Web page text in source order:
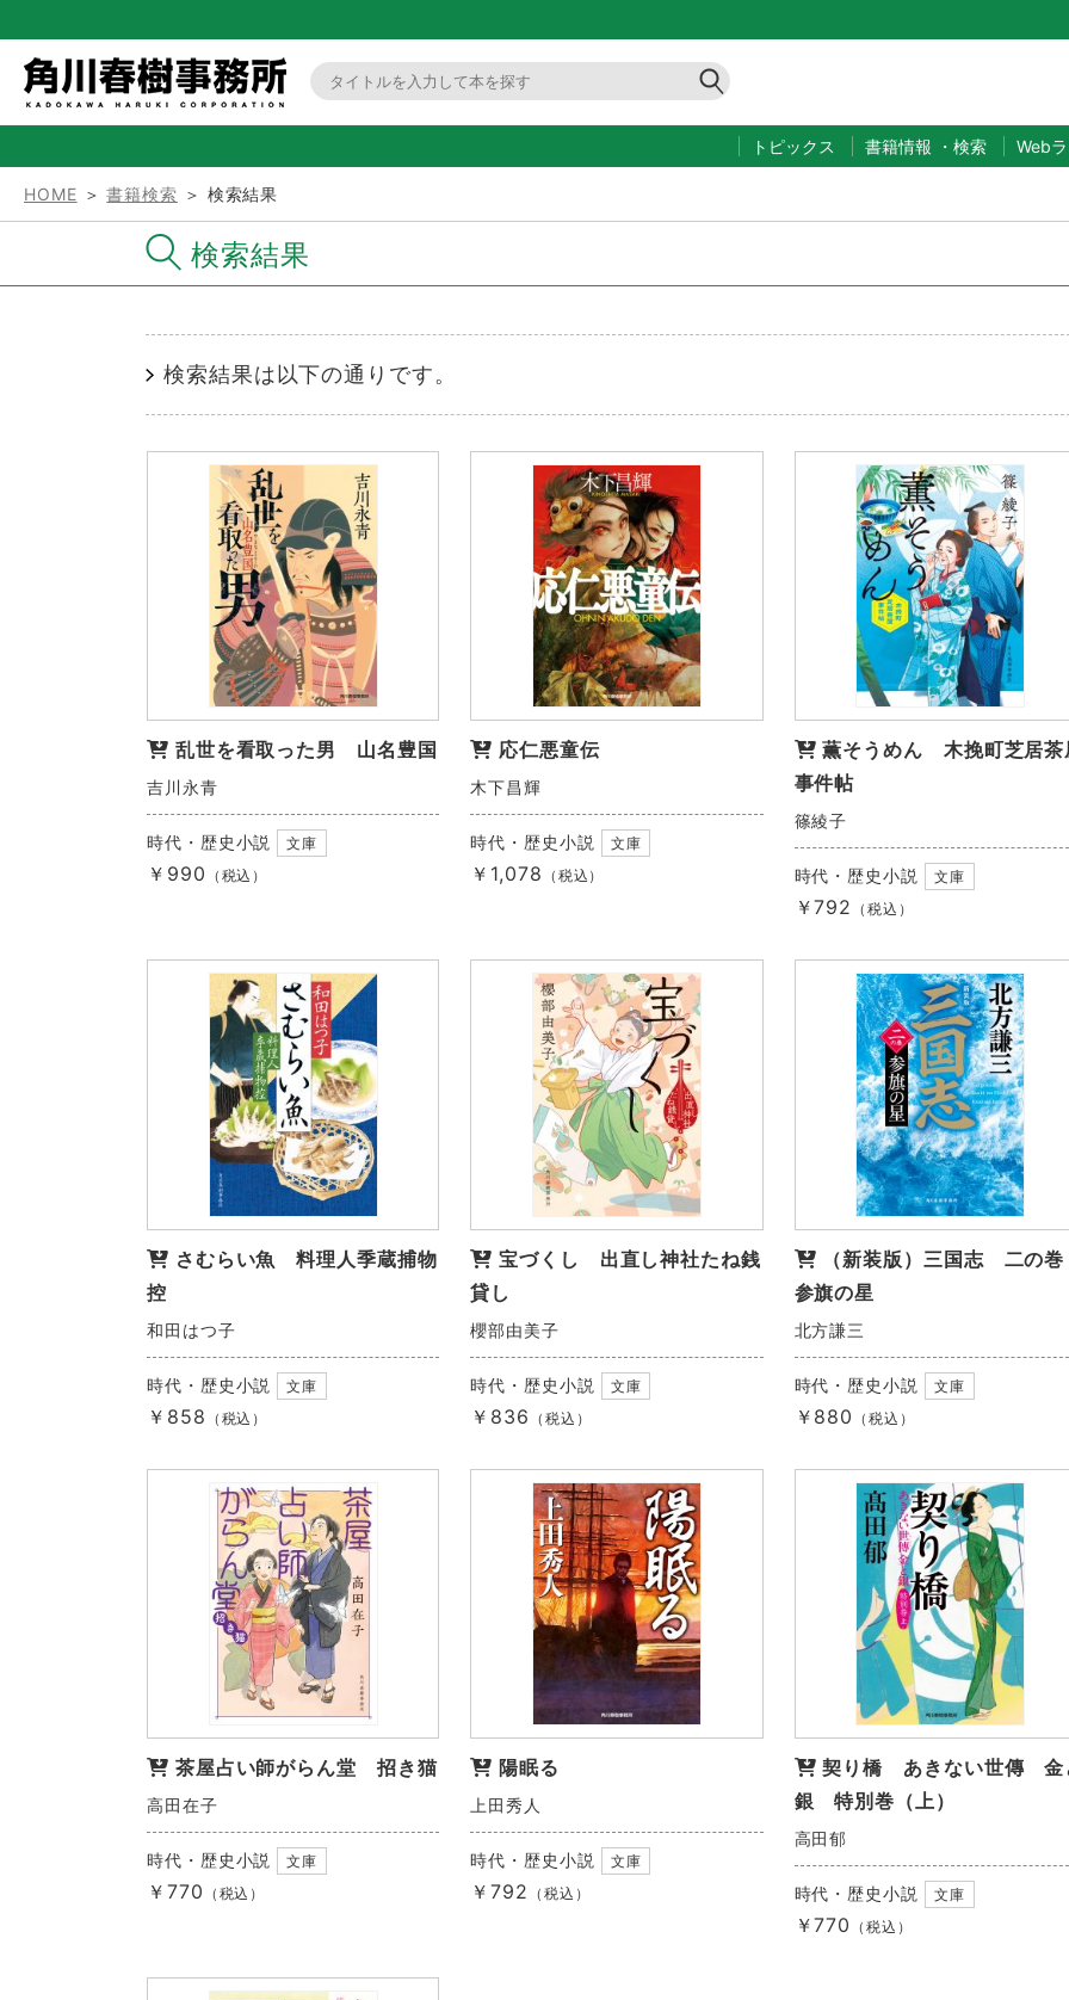
トピックス 書籍情報 ・ 検索 Web
HOME ＞書籍検索 ＞ 検索結果
検索結果
検索結果は以下の通りです。
乱世を看取った男 山名豊国
吉川永青
時代・歴史小説 文庫
￥990 （税込）
応仁悪童伝
木下昌輝
時代・歴史小説 文庫
￥1,078 （税込）
薫そうめん 木挽町芝居茶
事件帖
篠綾子
時代・歴史小説 文庫
￥792 （税込）
さむらい魚 料理人季蔵捕物
控
和田はつ子
時代・歴史小説 文庫
￥858 （税込）
宝づくし 出直し神社たね銭
貸し
櫻部由美子
時代・歴史小説 文庫
￥836 （税込）
（新装版）三国志 二の
参旗の星
北方謙三
時代・歴史小説 文庫
￥880 （税込）
茶屋占い師がらん堂 招き猫
高田在子
時代・歴史小説 文庫
￥770 （税込）
陽眠る
上田秀人
時代・歴史小説 文庫
￥792 （税込）
契り橋 あきない世傳 金
銀 特別巻（上）
高田郁
時代・歴史小説 文庫
￥770 （税込）